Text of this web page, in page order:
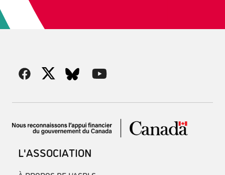
L'ASSOCIATION